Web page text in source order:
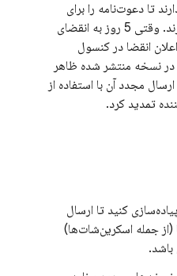
فرصت دارند تا دعوت‌نامه را برای
آزمایش برنامه قبل از انقضا بپذیرند. وقتی 5 روز به انقضای
انقضا در کنسول
در نسخه منتشر شده ظاهر
مجدد آن با استفاده از
تمدید کرد.
پیاده‌سازی کنید تا ارسال
(از جمله اسکرین‌شات‌ها)
باشد.